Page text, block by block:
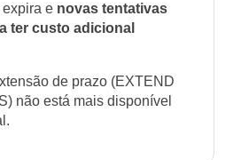
e novas tentativas
ter custo adicional
de prazo (EXTEND
não está mais disponível